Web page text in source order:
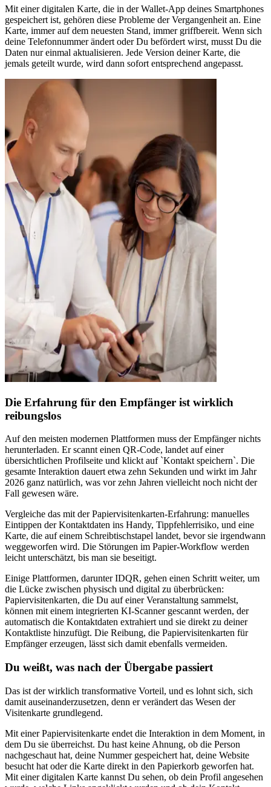
Mit einer digitalen Karte, die in der Wallet-App deines Smartphones
gespeichert ist, gehören diese Probleme der Vergangenheit an. Eine
Karte, immer auf dem neuesten Stand, immer griffbereit. Wenn sich
deine Telefonnummer ändert oder Du befördert wirst, musst Du die
Daten nur einmal aktualisieren. Jede Version deiner Karte, die
jemals geteilt wurde, wird dann sofort entsprechend angepasst.
Die Erfahrung für den Empfänger ist wirklich
reibungslos
Auf den meisten modernen Plattformen muss der Empfänger nichts
herunterladen. Er scannt einen QR-Code, landet auf einer
übersichtlichen Profilseite und klickt auf `Kontakt speichern`. Die
gesamte Interaktion dauert etwa zehn Sekunden und wirkt im Jahr
2026 ganz natürlich, was vor zehn Jahren vielleicht noch nicht der
Fall gewesen wäre.
Vergleiche das mit der Papiervisitenkarten-Erfahrung: manuelles
Eintippen der Kontaktdaten ins Handy, Tippfehlerrisiko, und eine
Karte, die auf einem Schreibtischstapel landet, bevor sie irgendwann
weggeworfen wird. Die Störungen im Papier-Workflow werden
leicht unterschätzt, bis man sie beseitigt.
Einige Plattformen, darunter IDQR, gehen einen Schritt weiter, um
die Lücke zwischen physisch und digital zu überbrücken:
Papiervisitenkarten, die Du auf einer Veranstaltung sammelst,
können mit einem integrierten KI-Scanner gescannt werden, der
automatisch die Kontaktdaten extrahiert und sie direkt zu deiner
Kontaktliste hinzufügt. Die Reibung, die Papiervisitenkarten für
Empfänger erzeugen, lässt sich damit ebenfalls vermeiden.
Du weißt, was nach der Übergabe passiert
Das ist der wirklich transformative Vorteil, und es lohnt sich, sich
damit auseinanderzusetzen, denn er verändert das Wesen der
Visitenkarte grundlegend.
Mit einer Papiervisitenkarte endet die Interaktion in dem Moment, in
dem Du sie überreichst. Du hast keine Ahnung, ob die Person
nachgeschaut hat, deine Nummer gespeichert hat, deine Website
besucht hat oder die Karte direkt in den Papierkorb geworfen hat.
Mit einer digitalen Karte kannst Du sehen, ob dein Profil angesehen